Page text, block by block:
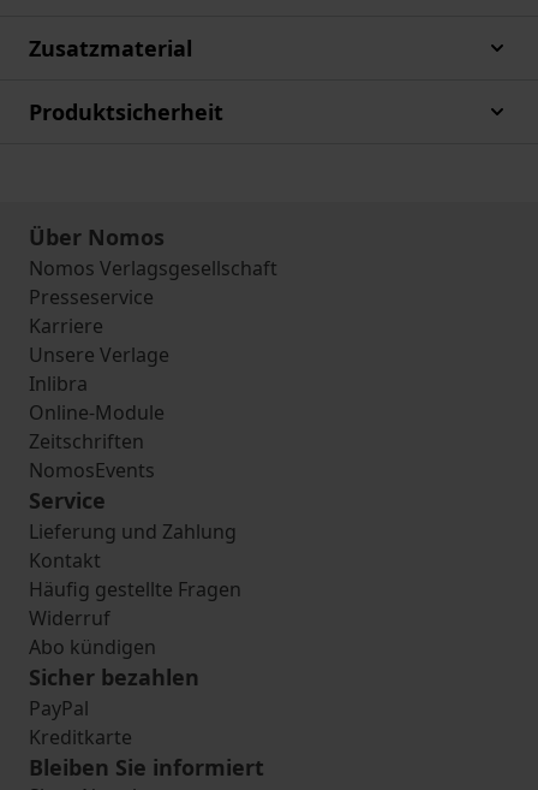
Zusatzmaterial
Produktsicherheit
Über Nomos
Nomos Verlagsgesellschaft
Presseservice
Karriere
Unsere Verlage
Inlibra
Online-Module
Zeitschriften
NomosEvents
Service
Lieferung und Zahlung
Kontakt
Häufig gestellte Fragen
Widerruf
Abo kündigen
Sicher bezahlen
PayPal
Kreditkarte
Bleiben Sie informiert